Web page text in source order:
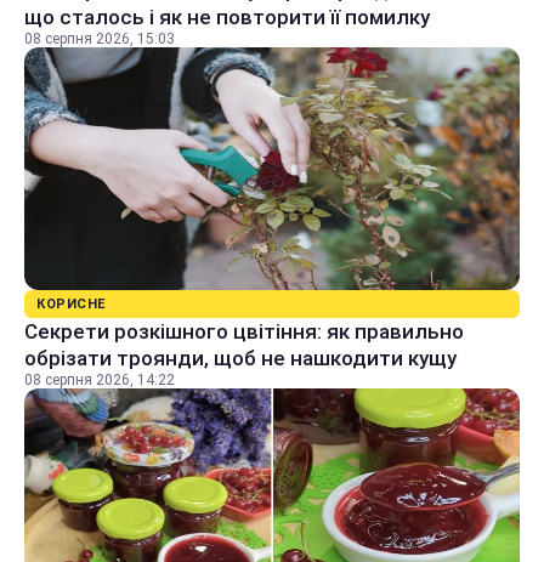
що сталось і як не повторити її помилку
08 серпня 2026, 15:03
КОРИСНЕ
Секрети розкішного цвітіння: як правильно
обрізати троянди, щоб не нашкодити кущу
08 серпня 2026, 14:22